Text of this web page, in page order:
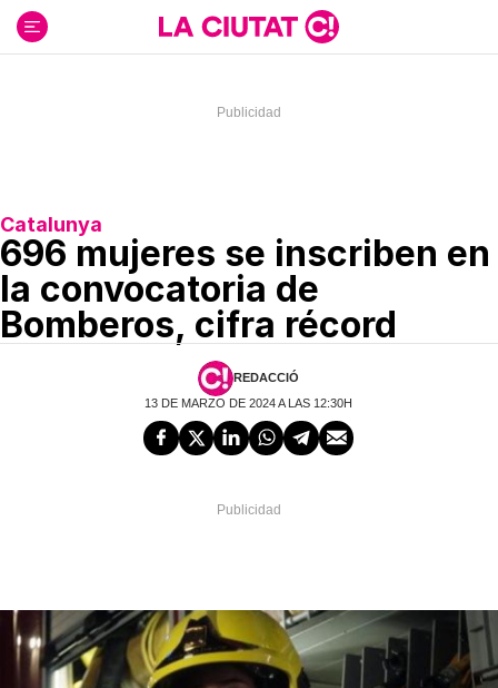
contenido
Catalunya
696 mujeres se inscriben en
la convocatoria de
Bomberos, cifra récord
REDACCIÓ
13 DE MARZO DE 2024 A LAS 12:30H